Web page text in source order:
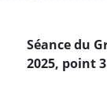
Séance du
2025, point